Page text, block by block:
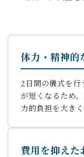
体力・精神的
2日間の儀式を行
が短くなるため
力的負担を大き
費用を抑えた